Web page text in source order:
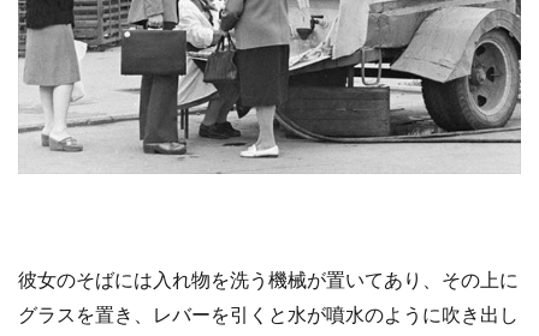
彼女のそばには入れ物を洗う機械が置いてあり、その上に
グラスを置き、レバーを引くと水が噴水のように吹き出し